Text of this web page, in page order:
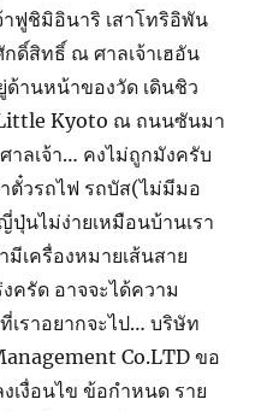
าฟูชิมิอินาริ เสาโทริอิพัน
ดิ์สิทธิ์ ณ ศาลเจ้าเฮอัน
านหน้าของวัด เดินชิว
Little Kyoto ณ ถนนซันมา
าลเจ้า… คงไม่ถูกมังครับ
ตั๋วรถไฟ รถบัส(ไม่มีมอ
นไม่ง่ายเหมือนบ้านเรา
เครื่องหมายเส้นสาย
ครัด อาจจะได้ความ
เราอยากจะไป… บริษัท
Co.LTD ขอ
เงื่อนไข ข้อกำหนด ราย